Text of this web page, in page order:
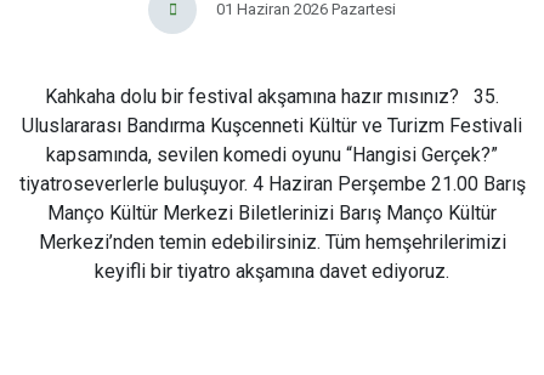
01 Haziran 2026 Pazartesi
Kahkaha dolu bir festival akşamına hazır mısınız? 35.
Uluslararası Bandırma Kuşcenneti Kültür ve Turizm Festivali
kapsamında, sevilen komedi oyunu “Hangisi Gerçek?”
tiyatroseverlerle buluşuyor. 4 Haziran Perşembe 21.00 Barış
Manço Kültür Merkezi Biletlerinizi Barış Manço Kültür
Merkezi’nden temin edebilirsiniz. Tüm hemşehrilerimizi
keyifli bir tiyatro akşamına davet ediyoruz.